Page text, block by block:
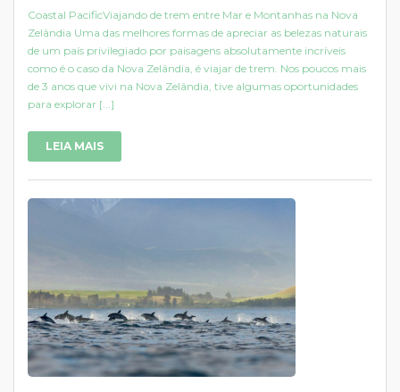
Coastal PacificViajando de trem entre Mar e Montanhas na Nova
Zelândia Uma das melhores formas de apreciar as belezas naturais
de um país privilegiado por paisagens absolutamente incríveis
como é o caso da Nova Zelândia, é viajar de trem. Nos poucos mais
de 3 anos que vivi na Nova Zelândia, tive algumas oportunidades
para explorar [...]
LEIA MAIS